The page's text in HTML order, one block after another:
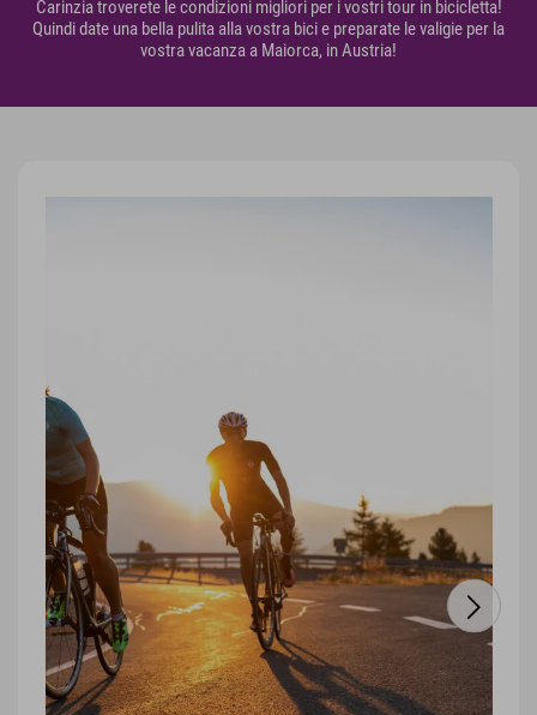
Carinzia troverete le condizioni migliori per i vostri tour in bicicletta!
Quindi date una bella pulita alla vostra bici e preparate le valigie per la
vostra vacanza a Maiorca, in Austria!